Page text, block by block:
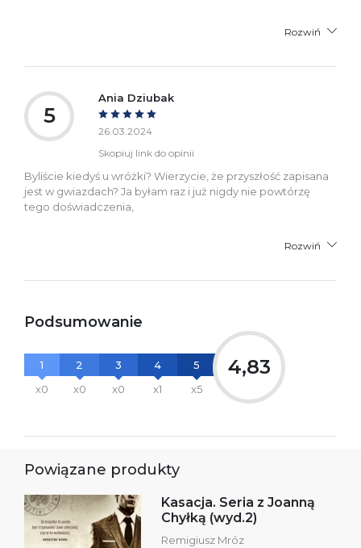
Rozwiń
5
Ania Dziubak
26.03.2024
Skopiuj link do opinii
Byliście kiedyś u wróżki? Wierzycie, że przyszłość zapisana
jest w gwiazdach? Ja byłam raz i już nigdy nie powtórzę
tego doświadczenia,
Rozwiń
Podsumowanie
1
x0
2
x0
3
x0
4
x1
5
x5
4,83
Powiązane produkty
Kasacja. Seria z Joanną
Chyłką (wyd.2)
Remigiusz Mróz